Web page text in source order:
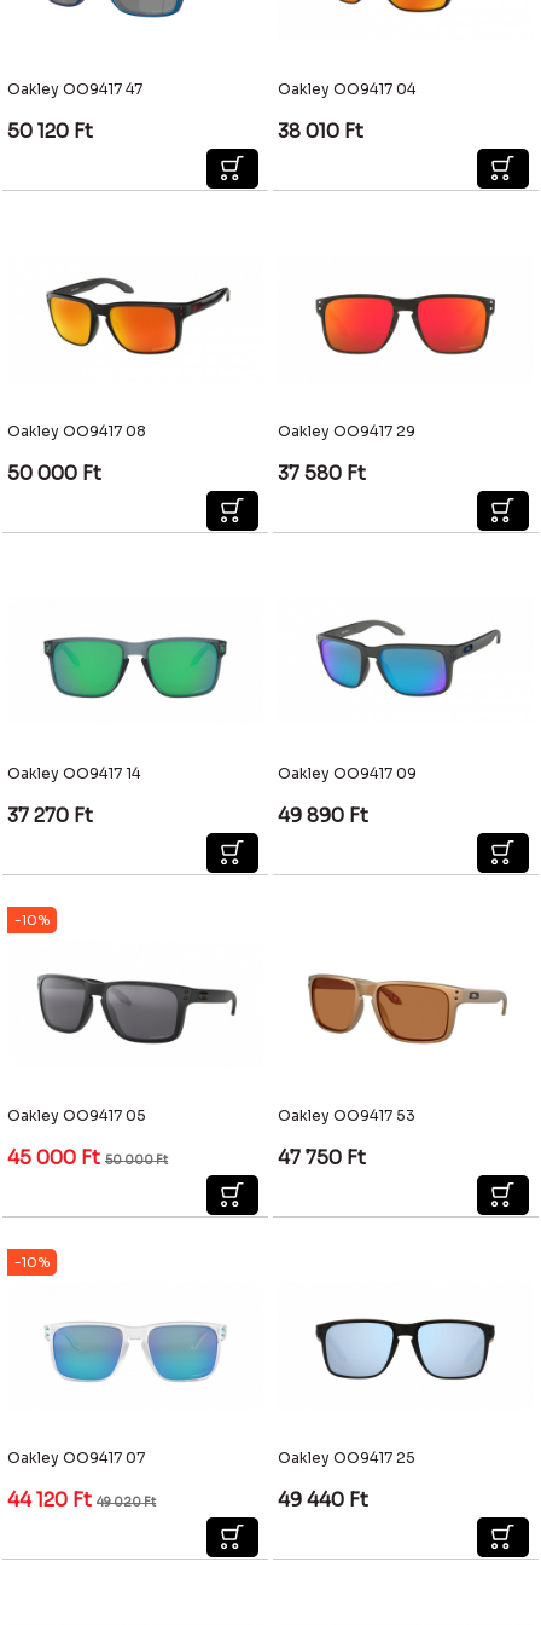
Oakley OO9417 47
50 120 Ft
Oakley OO9417 04
38 010 Ft
Oakley OO9417 08
50 000 Ft
Oakley OO9417 29
37 580 Ft
Oakley OO9417 14
37 270 Ft
Oakley OO9417 09
49 890 Ft
-10%
Oakley OO9417 05
45 000 Ft 50 000Ft
Oakley OO9417 53
47 750 Ft
-10%
Oakley OO9417 07
44 120 Ft 49 020Ft
Oakley OO9417 25
49 440 Ft